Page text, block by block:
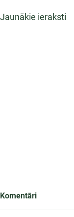
Jaunākie ieraksti
Komentāri